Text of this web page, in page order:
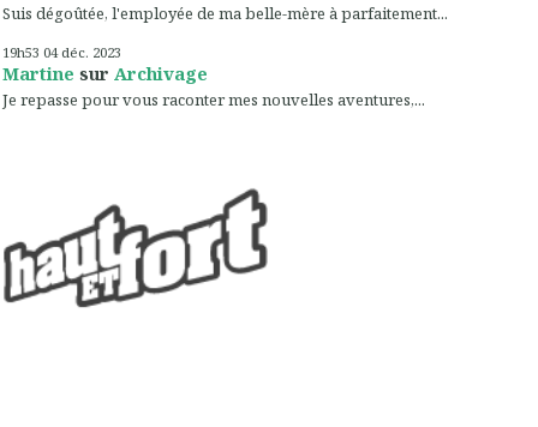
Suis dégoûtée, l'employée de ma belle-mère à parfaitement...
19h53 04 déc. 2023
Martine sur Archivage
Je repasse pour vous raconter mes nouvelles aventures,...